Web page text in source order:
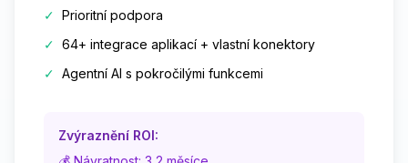
✓ Prioritní podpora
✓ 64+ integrace aplikací + vlastní konektory
✓ Agentní AI s pokročilými funkcemi
Zvýraznění ROI: